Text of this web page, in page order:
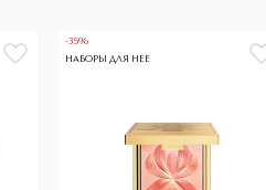
-35%
НАБОРЫ ДЛЯ НЕЕ